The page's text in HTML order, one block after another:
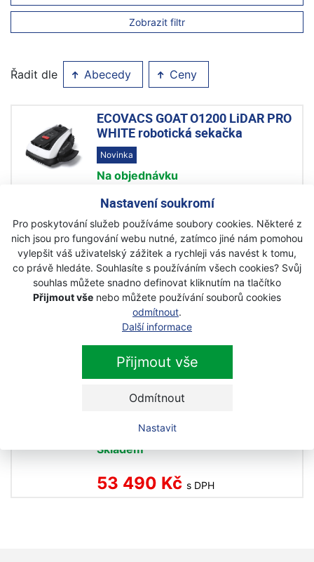
Nastavení soukromí
Pro poskytování služeb používáme soubory cookies. Některé z
nich jsou pro fungování webu nutné, zatímco jiné nám pomohou
vylepšit váš uživatelský zážitek a rychleji vás navést k tomu,
co právě hledáte. Souhlasíte s používáním všech cookies? Svůj
souhlas můžete snadno definovat kliknutím na tlačítko
Přijmout vše nebo můžete používání souborů cookies
odmítnout.
Další informace
Přijmout vše
Odmítnout
Nastavit
Zobrazit filtr
Řadit dle Abecedy Ceny
ECOVACS GOAT O1200 LiDAR PRO
WHITE robotická sekačka
Novinka
Na objednávku
24 490 Kč s DPH
ECOVACS GOAT A1600 LiDAR PRO
robotická sekačka
Novinka Akce
Skladem
36 490 Kč
31 990 Kč s DPH
ECOVACS GOAT A3000 LiDAR PRO
robotická sekačka
Skladem
53 490 Kč s DPH